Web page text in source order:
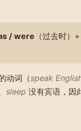
/ were （过去时）+
动词（speak
sleep 没有宾语，因